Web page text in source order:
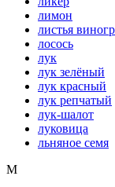
лимон
листья
лосось
лук
лук зелёный
лук красный
лук репчатый
лук-шалот
луковица
льняное семя
М